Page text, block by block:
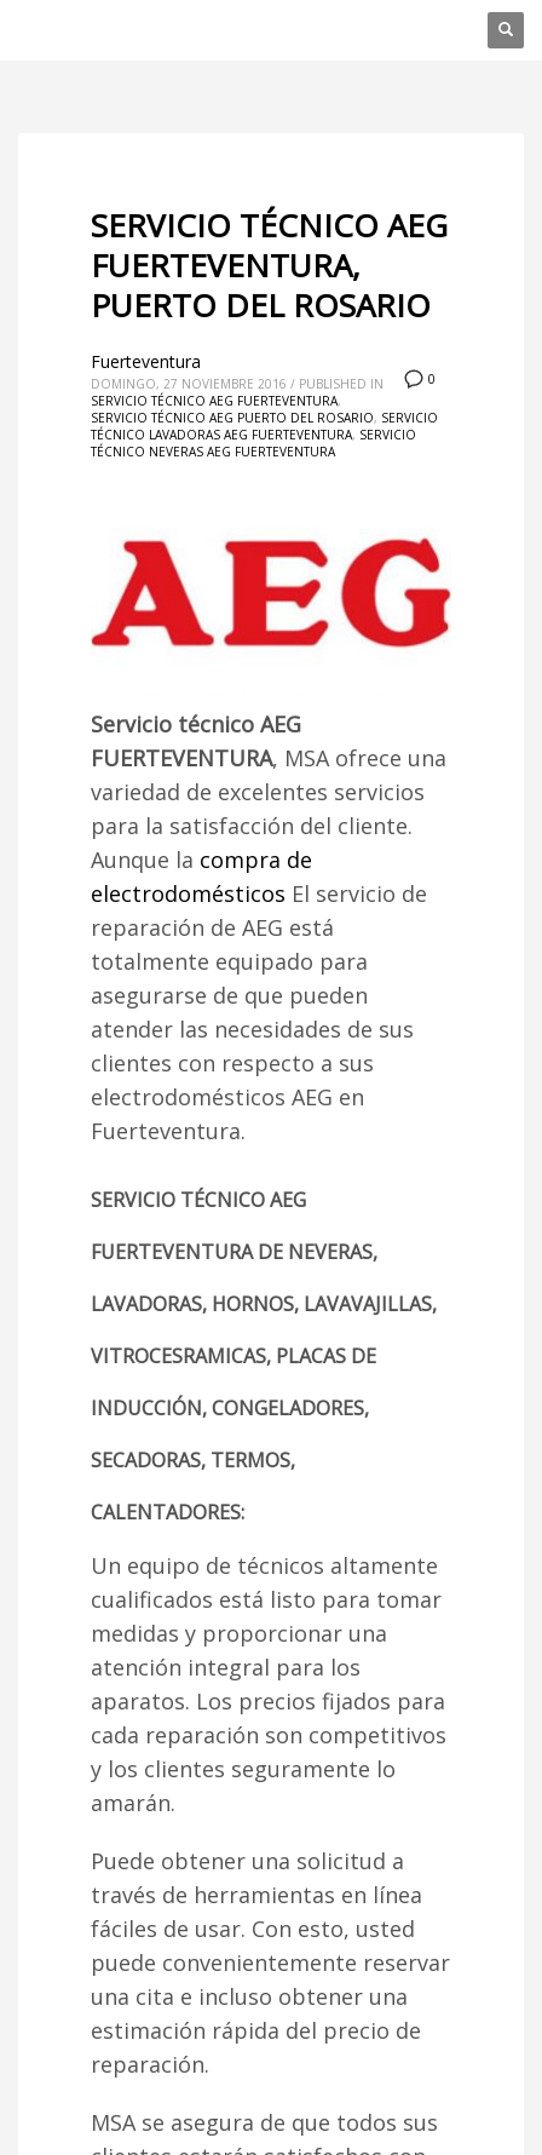
SERVICIO TÉCNICO AEG
FUERTEVENTURA,
PUERTO DEL ROSARIO
0
Fuerteventura
DOMINGO, 27 NOVIEMBRE 2016 / PUBLISHED IN
SERVICIO TÉCNICO AEG FUERTEVENTURA,
SERVICIO TÉCNICO AEG PUERTO DEL ROSARIO, SERVICIO
TÉCNICO LAVADORAS AEG FUERTEVENTURA, SERVICIO
TÉCNICO NEVERAS AEG FUERTEVENTURA
Servicio técnico AEG
FUERTEVENTURA, MSA ofrece una
variedad de excelentes servicios
para la satisfacción del cliente.
Aunque la compra de
electrodomésticos El servicio de
reparación de AEG está
totalmente equipado para
asegurarse de que pueden
atender las necesidades de sus
clientes con respecto a sus
electrodomésticos AEG en
Fuerteventura.
SERVICIO TÉCNICO AEG
FUERTEVENTURA DE NEVERAS,
LAVADORAS, HORNOS, LAVAVAJILLAS,
VITROCESRAMICAS, PLACAS DE
INDUCCIÓN, CONGELADORES,
SECADORAS, TERMOS,
CALENTADORES:
Un equipo de técnicos altamente
cualificados está listo para tomar
medidas y proporcionar una
atención integral para los
aparatos. Los precios fijados para
cada reparación son competitivos
y los clientes seguramente lo
amarán.
Puede obtener una solicitud a
través de herramientas en línea
fáciles de usar. Con esto, usted
puede convenientemente reservar
una cita e incluso obtener una
estimación rápida del precio de
reparación.
MSA se asegura de que todos sus